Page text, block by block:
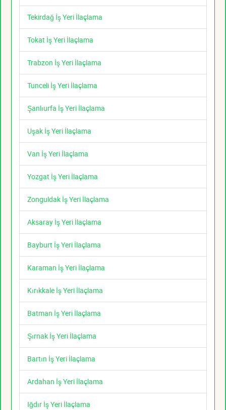
Tekirdağ İş Yeri İlaçlama
Tokat İş Yeri İlaçlama
Trabzon İş Yeri İlaçlama
Tunceli İş Yeri İlaçlama
Şanlıurfa İş Yeri İlaçlama
Uşak İş Yeri İlaçlama
Van İş Yeri İlaçlama
Yozgat İş Yeri İlaçlama
Zonguldak İş Yeri İlaçlama
Aksaray İş Yeri İlaçlama
Bayburt İş Yeri İlaçlama
Karaman İş Yeri İlaçlama
Kırıkkale İş Yeri İlaçlama
Batman İş Yeri İlaçlama
Şırnak İş Yeri İlaçlama
Bartın İş Yeri İlaçlama
Ardahan İş Yeri İlaçlama
Iğdır İş Yeri İlaçlama